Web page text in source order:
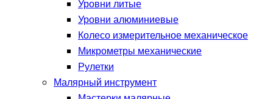
Уровни литые
Уровни алюминиевые
Колесо измерительное механическое
Микрометры механические
Рулетки
Малярный инструмент